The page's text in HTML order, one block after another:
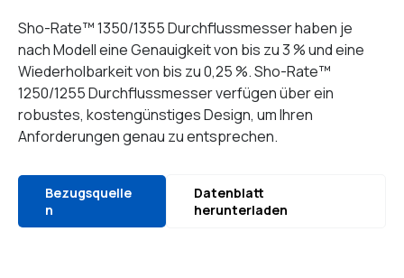
Sho-Rate™ 1350/1355 Durchflussmesser haben je
nach Modell eine Genauigkeit von bis zu 3 % und eine
Wiederholbarkeit von bis zu 0,25 %. Sho-Rate™
1250/1255 Durchflussmesser verfügen über ein
robustes, kostengünstiges Design, um Ihren
Anforderungen genau zu entsprechen.
Bezugsquelle
n
Datenblatt
herunterladen